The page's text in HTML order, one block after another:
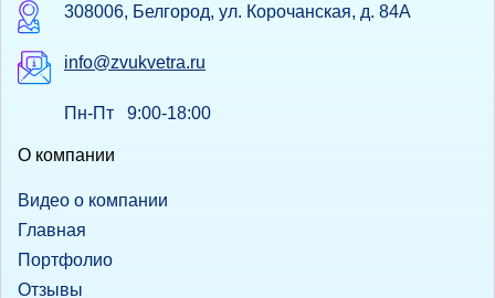
308006, Белгород, ул. Корочанская, д. 84А
info@zvukvetra.ru
Пн-Пт 9:00-18:00
О компании
Видео о компании
Главная
Портфолио
Отзывы